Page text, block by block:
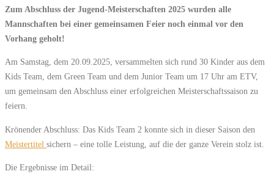
Zum Abschluss der Jugend-Meisterschaften 2025 wurden alle
Mannschaften bei einer gemeinsamen Feier noch einmal vor den
Vorhang geholt!
Am Samstag, dem 20.09.2025, versammelten sich rund 30 Kinder aus dem
Kids Team, dem Green Team und dem Junior Team um 17 Uhr am ETV,
um gemeinsam den Abschluss einer erfolgreichen Meisterschaftssaison zu
feiern.
Krönender Abschluss: Das Kids Team 2 konnte sich in dieser Saison den
Meistertitel sichern – eine tolle Leistung, auf die der ganze Verein stolz ist.
Die Ergebnisse im Detail: